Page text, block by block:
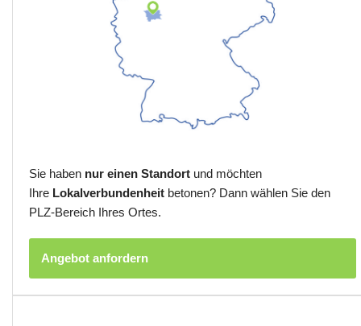
Sie haben nur einen Standort und möchten
Ihre Lokalverbundenheit betonen? Dann wählen Sie den
PLZ-Bereich Ihres Ortes.
Angebot anfordern